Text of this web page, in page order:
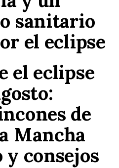
sanitario
el eclipse
el eclipse
de
Mancha
consejos